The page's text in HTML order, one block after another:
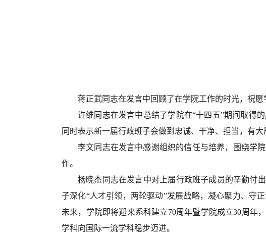
蒋正武同志在发言中回顾了在学院工作的时光，祝
许维同志在发言中总结了学院在“十四五”期间取得的
同时表示新一届行政班子会做到忠诚、干净、担当，有大
李文同志在发言中感谢组织的信任与培养，围绕学
作。
杨晓杰同志在发言中对上届行政班子成员的辛勤付
子深化“人才引领，两轮驱动”发展战略，凝心聚力、守
未来，学院即将迎来系科建立70周年暨学院成立30周年
学科向国际一流学科稳步迈进。